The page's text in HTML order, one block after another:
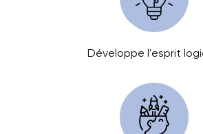
Développe l'esprit